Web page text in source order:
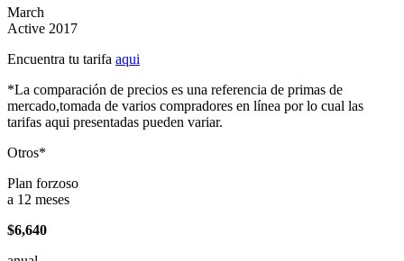
March
Active 2017
Encuentra tu tarifa aqui
*La comparación de precios es una referencia de primas de
mercado,tomada de varios compradores en línea por lo cual las
tarifas aqui presentadas pueden variar.
Otros*
Plan forzoso
a 12 meses
$6,640